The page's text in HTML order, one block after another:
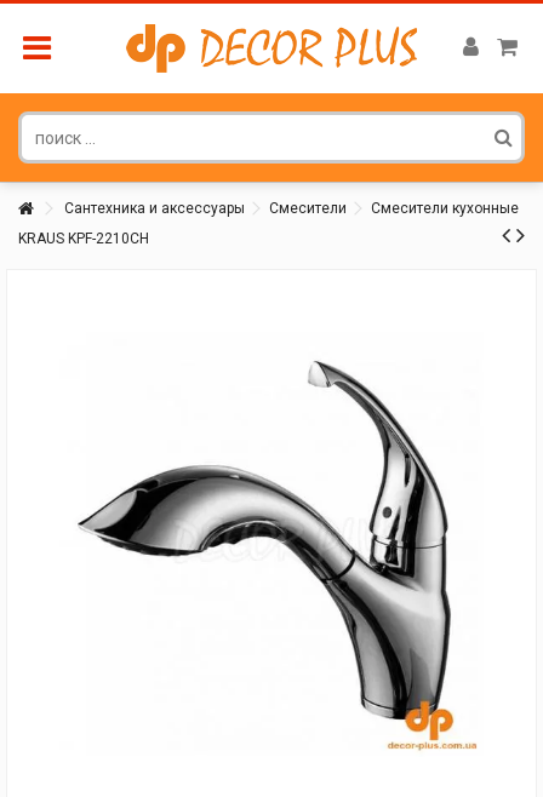
Сантехника и аксессуары Смесители
Смесители кухонные
KRAUS KPF-2210CH